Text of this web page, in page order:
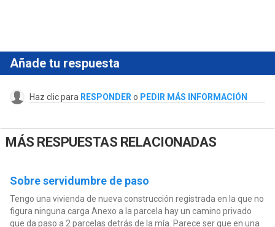
Añade tu respuesta
Haz clic para RESPONDER o PEDIR MÁS INFORMACIÓN
MÁS RESPUESTAS RELACIONADAS
Sobre servidumbre de paso
Tengo una vivienda de nueva construcción registrada en la que no
figura ninguna carga Anexo a la parcela hay un camino privado
que da paso a 2 parcelas detrás de la mía. Parece ser que en una